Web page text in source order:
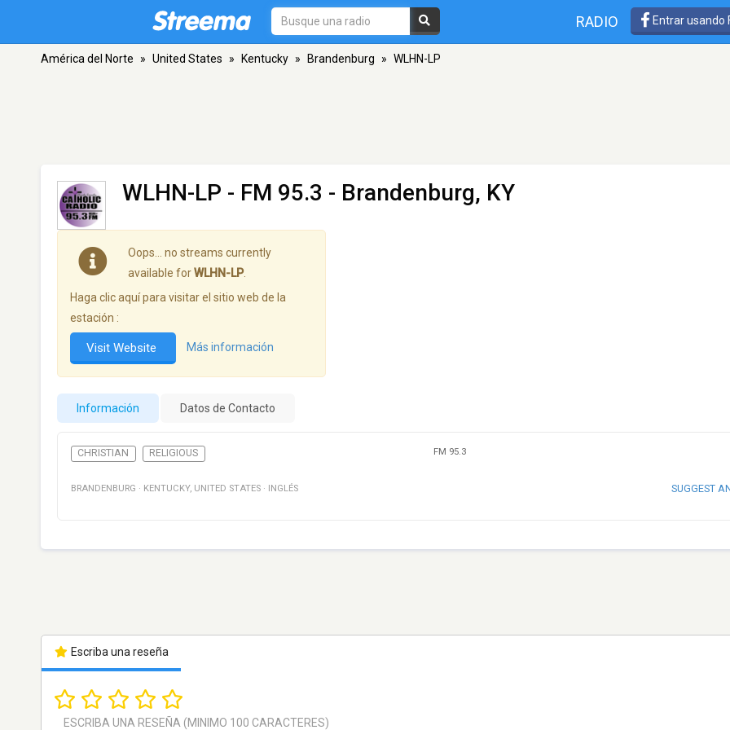
RADIO Entrar usando
América del Norte » United States » Kentucky » Brandenburg » WLHN-LP
WLHN-LP - FM 95.3 - Brandenburg, KY
Oops… no streams currently
available forWLHN-LP.
Haga clic aquí para visitar el sitio web de la
estación :
Visit Website Más información
Información Datos de Contacto
CHRISTIAN RELIGIOUS FM 95.3
BRANDENBURG · KENTUCKY, UNITED STATES · INGLÉS SUGGEST
Escriba una reseña